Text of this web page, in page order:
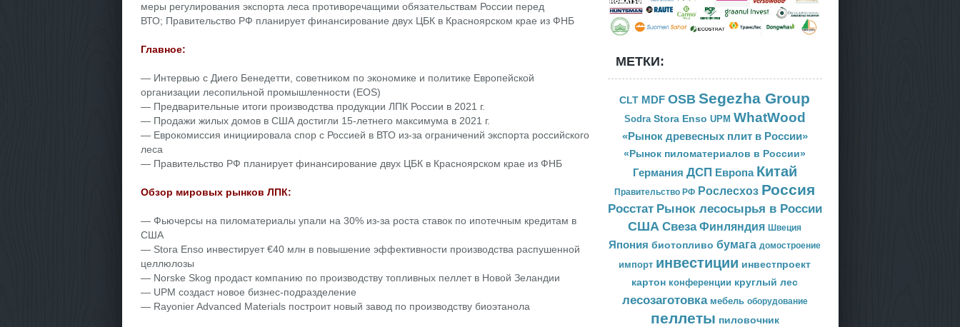
меры регулирования экспорта леса противоречащими обязательствам России перед
ВТО; Правительство РФ планирует финансирование двух ЦБК в Красноярском крае из ФНБ
Главное:
— Интервью с Диего Бенедетти, советником по экономике и политике Европейской
организации лесопильной промышленности (EOS)
— Предварительные итоги производства продукции ЛПК России в 2021 г.
— Продажи жилых домов в США достигли 15-летнего максимума в 2021 г.
— Еврокомиссия инициировала спор с Россией в ВТО из-за ограничений экспорта российского
леса
— Правительство РФ планирует финансирование двух ЦБК в Красноярском крае из ФНБ
Обзор мировых рынков ЛПК:
— Фьючерсы на пиломатериалы упали на 30% из-за роста ставок по ипотечным кредитам в
США
— Stora Enso инвестирует €40 млн в повышение эффективности производства распушенной
целлюлозы
— Norske Skog продаст компанию по производству топливных пеллет в Новой Зеландии
— UPM создаст новое бизнес-подразделение
— Rayonier Advanced Materials построит новый завод по производству биоэтанола
МЕТКИ:
CLT MDF OSB Segezha Group
Sodra Stora Enso UPM WhatWood
«Рынок древесных плит в России»
«Рынок пиломатериалов в России»
Германия ДСП Европа Китай
Правительство РФ Рослесхоз Россия
Росстат Рынок лесосырья в России
США Свеза Финляндия Швеция
Япония биотопливо бумага домостроение
импорт инвестиции инвестпроект
картон конференции круглый лес
лесозаготовка мебель оборудование
пеллеты пиловочник